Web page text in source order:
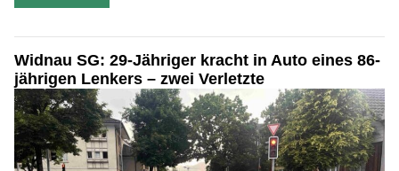
Widnau SG: 29-Jähriger kracht in Auto eines 86-
jährigen Lenkers – zwei Verletzte